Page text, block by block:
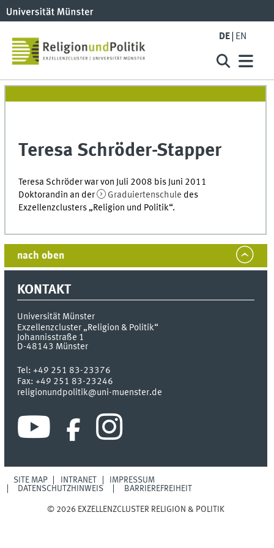
DE EN
Teresa Schröder-Stapper
Teresa Schröder war von Juli 2008 bis Juni 2011
Doktorandin an der
Graduiertenschule des
Exzellenzclusters „Religion und Politik“.
nach oben
KONTAKT
Universität Münster
Exzellenzcluster „Religion & Politik“
Johannisstraße 1
D-48143 Münster
Tel:+49 251 83-23376
Fax:+49 251 83-23246
religionundpolitik@uni-muenster.de
SITE MAP INTRANET
IMPRESSUM
DATENSCHUTZHINWEIS
BARRIEREFREIHEIT
© 2026 EXZELLENZCLUSTER RELIGION & POLITIK